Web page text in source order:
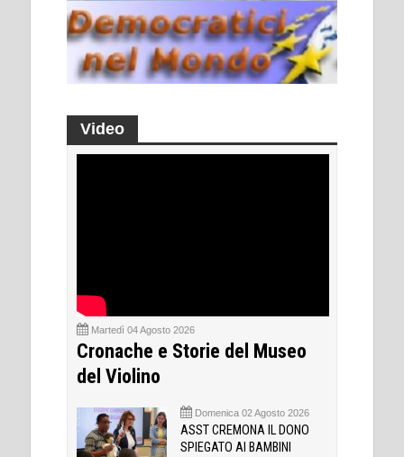
Video
Martedì 04 Agosto 2026
Cronache e Storie del Museo
del Violino
Domenica 02 Agosto 2026
ASST CREMONA IL DONO
SPIEGATO AI BAMBINI